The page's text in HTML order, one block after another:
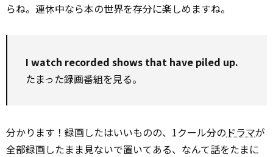
らね。連休中なら本の世界を存分に楽しめますね。
I watch recorded shows that have piled up.
たまった録画番組を見る。
分かります！録画したはいいものの、1クール分の ドラマが
全部録画したまま見ないで置いてある、なんて話をたまに